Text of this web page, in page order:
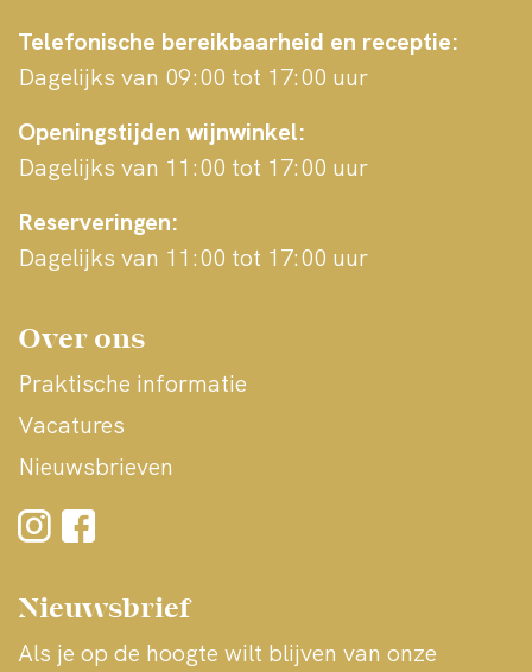
Telefonische bereikbaarheid en receptie:
Dagelijks van 09:00 tot 17:00 uur
Openingstijden wijnwinkel:
Dagelijks van 11:00 tot 17:00 uur
Reserveringen:
Dagelijks van 11:00 tot 17:00 uur
Over ons
Praktische informatie
Vacatures
Nieuwsbrieven
Nieuwsbrief
Als je op de hoogte wilt blijven van onze